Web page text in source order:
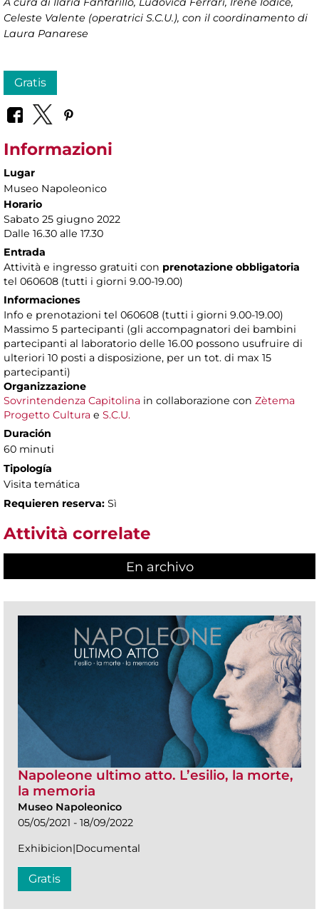
Celeste Valente (operatrici S.C.U.), con il coordinamento di
Laura Panarese
Gratis
Informazioni
Lugar
Museo Napoleonico
Horario
Sabato 25 giugno 2022
Dalle 16.30 alle 17.30
Entrada
Attività e ingresso gratuiti con prenotazione obbligatoria
tel 060608 (tutti i giorni 9.00-19.00)
Informaciones
Info e prenotazioni tel 060608 (tutti i giorni 9.00-19.00)
Massimo 5 partecipanti (gli accompagnatori dei bambini
partecipanti al laboratorio delle 16.00 possono usufruire di
ulteriori 10 posti a disposizione, per un tot. di max 15
partecipanti)
Organizzazione
Sovrintendenza Capitolina in collaborazione con Zètema
Progetto Cultura e S.C.U.
Duración
60 minuti
Tipología
Visita temática
Requieren reserva: Sì
Attività correlate
En archivo
Napoleone ultimo atto. L’esilio, la morte,
la memoria
Museo Napoleonico
05/05/2021 - 18/09/2022
Exhibicion|Documental
Gratis